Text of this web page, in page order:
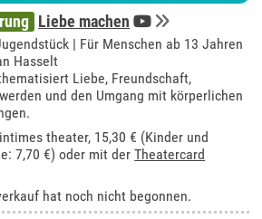
Liebe machen
| Für Menschen ab 13 Jahren
Hasselt
Liebe, Freundschaft,
und den Umgang mit körperlichen
intimes theater, 15,30 € (Kinder und
7,70 €) oder mit derTheatercard
hat noch nicht begonnen.